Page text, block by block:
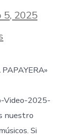
5, 2025
2025-
nuestro
Si